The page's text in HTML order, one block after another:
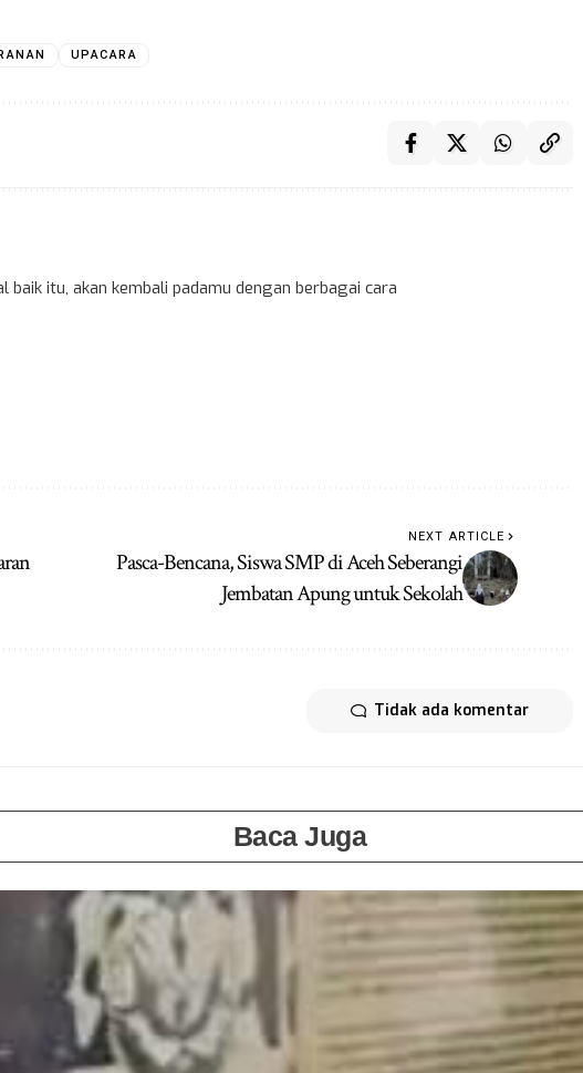
UPACARA
baik itu, akan kembali padamu dengan berbagai cara
NEXT ARTICLE
Pasca-Bencana, Siswa SMP di Aceh Seberangi
Jembatan Apung untuk Sekolah
Tidak ada komentar
Baca Juga